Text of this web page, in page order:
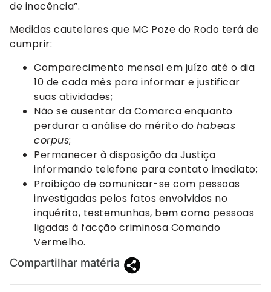
de inocência”.
Medidas cautelares que MC Poze do Rodo terá de
cumprir:
Comparecimento mensal em juízo até o dia
10 de cada mês para informar e justificar
suas atividades;
Não se ausentar da Comarca enquanto
perdurar a análise do mérito do habeas
corpus;
Permanecer à disposição da Justiça
informando telefone para contato imediato;
Proibição de comunicar-se com pessoas
investigadas pelos fatos envolvidos no
inquérito, testemunhas, bem como pessoas
ligadas à facção criminosa Comando
Vermelho.
Compartilhar matéria